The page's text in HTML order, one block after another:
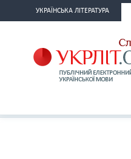
УКРАЇНСЬКА ЛІТЕРАТУРА